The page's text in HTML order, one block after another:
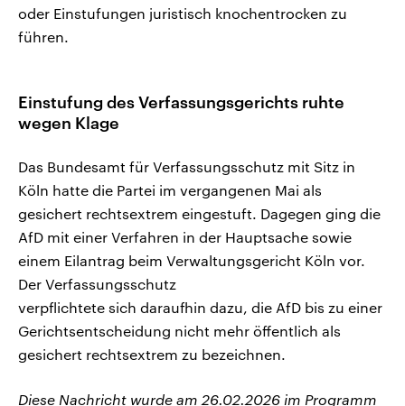
oder Einstufungen juristisch knochentrocken zu
führen.
Einstufung des Verfassungsgerichts ruhte
wegen Klage
Das Bundesamt für Verfassungsschutz mit Sitz in
Köln hatte die Partei im vergangenen Mai als
gesichert rechtsextrem eingestuft. Dagegen ging die
AfD mit einer Verfahren in der Hauptsache sowie
einem Eilantrag beim Verwaltungsgericht Köln vor.
Der Verfassungsschutz
verpflichtete sich daraufhin dazu, die AfD bis zu einer
Gerichtsentscheidung nicht mehr öffentlich als
gesichert rechtsextrem zu bezeichnen.
Diese Nachricht wurde am 26.02.2026 im Programm